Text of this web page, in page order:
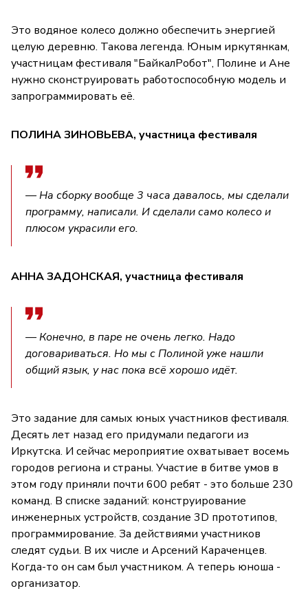
Это водяное колесо должно обеспечить энергией
целую деревню. Такова легенда. Юным иркутянкам,
участницам фестиваля "БайкалРобот", Полине и Ане
нужно сконструировать работоспособную модель и
запрограммировать её.
ПОЛИНА ЗИНОВЬЕВА, участница фестиваля
— На сборку вообще 3 часа давалось, мы сделали
программу, написали. И сделали само колесо и
плюсом украсили его.
АННА ЗАДОНСКАЯ, участница фестиваля
— Конечно, в паре не очень легко. Надо
договариваться. Но мы с Полиной уже нашли
общий язык, у нас пока всё хорошо идёт.
Это задание для самых юных участников фестиваля.
Десять лет назад его придумали педагоги из
Иркутска. И сейчас мероприятие охватывает восемь
городов региона и страны. Участие в битве умов в
этом году приняли почти 600 ребят - это больше 230
команд. В списке заданий: конструирование
инженерных устройств, создание 3D прототипов,
программирование. За действиями участников
следят судьи. В их числе и Арсений Караченцев.
Когда-то он сам был участником. А теперь юноша -
организатор.